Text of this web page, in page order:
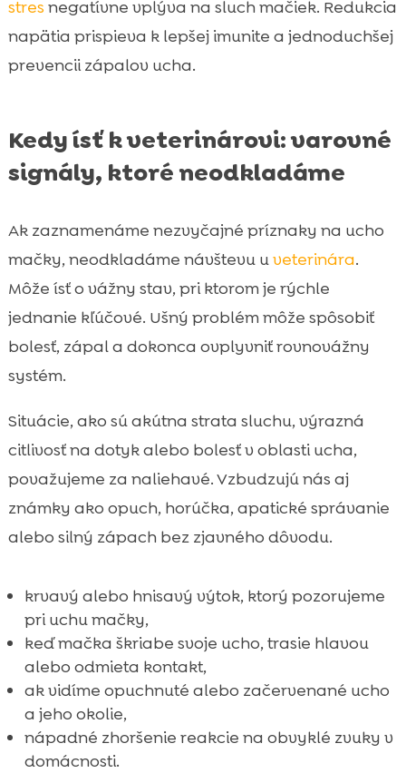
stres negatívne vplýva na sluch mačiek. Redukcia
napätia prispieva k lepšej imunite a jednoduchšej
prevencii zápalov ucha.
Kedy ísť k veterinárovi: varovné
signály, ktoré neodkladáme
Ak zaznamenáme nezvyčajné príznaky na ucho
mačky, neodkladáme návštevu uveterinára.
Môže ísť o vážny stav, pri ktorom je rýchle
jednanie kľúčové. Ušný problém môže spôsobiť
bolesť, zápal a dokonca ovplyvniť rovnovážny
systém.
Situácie, ako sú akútna strata sluchu, výrazná
citlivosť na dotyk alebo bolesť v oblasti ucha,
považujeme za naliehavé. Vzbudzujú nás aj
známky ako opuch, horúčka, apatické správanie
alebo silný zápach bez zjavného dôvodu.
krvavý alebo hnisavý výtok, ktorý pozorujeme
pri uchu mačky,
keď mačka škriabe svoje ucho, trasie hlavou
alebo odmieta kontakt,
ak vidíme opuchnuté alebo začervenané ucho
a jeho okolie,
nápadné zhoršenie reakcie na obvyklé zvuky v
domácnosti.